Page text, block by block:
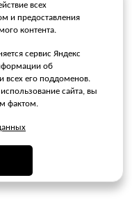
всех
и предоставления
контента.
сервис Яндекс
об
всех его поддоменов.
сайта, вы
фактом.